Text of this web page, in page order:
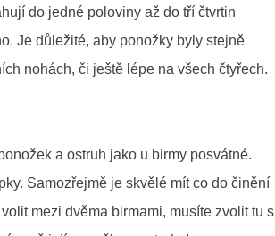
do jedné poloviny až do tří čtvrtin
Je důležité, aby ponožky byly stejně
nohách, či ještě lépe na všech čtyřech.
a ostruh jako u birmy posvátné.
Samozřejmě je skvělé mít co do činění
mezi dvěma birmami, musíte zvolit tu s